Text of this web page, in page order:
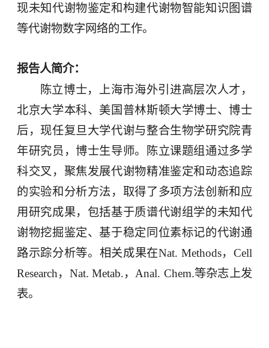
现未知代谢物鉴定和构建代谢物智能知识图谱
等代谢物数字网络的工作。
报告人简介：
陈立博士，上海市海外引进高层次人才，
北京大学本科、美国普林斯顿大学博士、博士
后，现任复旦大学代谢与整合生物学研究院青
年研究员，博士生导师。陈立课题组通过多学
科交叉，聚焦发展代谢物精准鉴定和动态追踪
的实验和分析方法，取得了多项方法创新和应
用研究成果，包括基于质谱代谢组学的未知代
谢物挖掘鉴定、基于稳定同位素标记的代谢通
路示踪分析等。相关成果在Nat. Methods， Cell
Research， Nat. Metab.，Anal. Chem.等杂志上发
表。